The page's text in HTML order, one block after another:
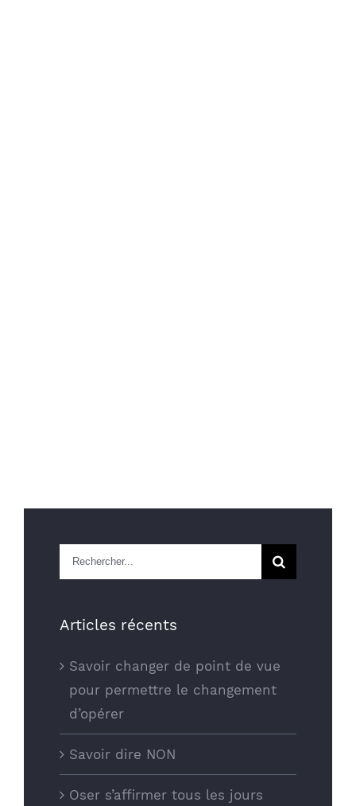
Rechercher
Articles récents
Savoir changer de point de vue
pour permettre le changement
d’opérer
Savoir dire NON
Oser s’affirmer tous les jours